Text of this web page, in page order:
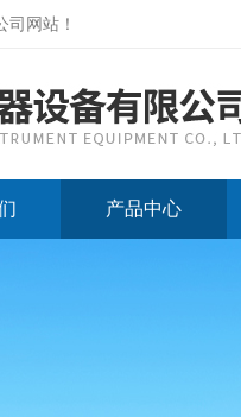
司网站 ！
产品中心